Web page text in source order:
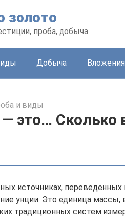
золото
проба, добыча
Добыча Вложения
и виды
это…
источниках,
унции. Это единица массы,
традиционных систем